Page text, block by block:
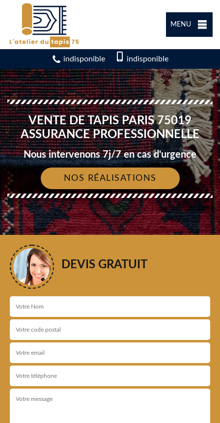
MENU
indisponible indisponible
VENTE DE TAPIS PARIS 75019
ASSURANCE PROFESSIONNELLE
Nous intervenons 7j/7 en cas d'urgence
NOS RÉALISATIONS
DEVIS GRATUIT